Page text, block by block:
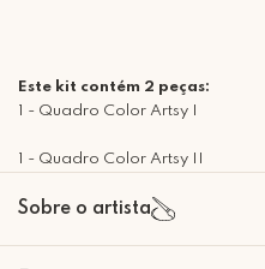
Este kit contém 2 peças:
1 - Quadro Color Artsy I
1 - Quadro Color Artsy II
Sobre o artista